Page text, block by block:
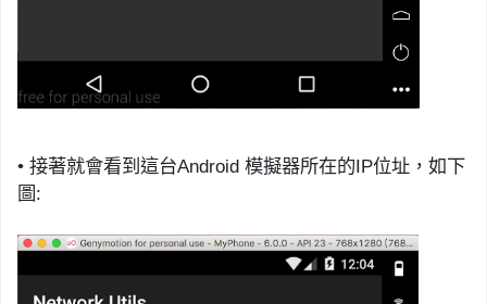
• 接著就會看到這台Android 模擬器所在的IP位址，如下
圖 :